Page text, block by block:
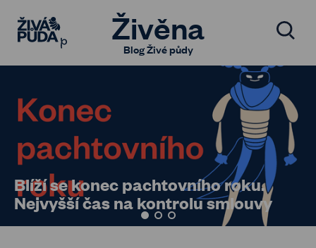
Živěna
Blog Živé půdy
Blíží se konec pachtovního roku.
Nejvyšší čas na kontrolu smlouvy